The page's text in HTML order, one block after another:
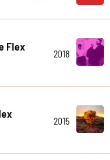
Flex
2018
2015